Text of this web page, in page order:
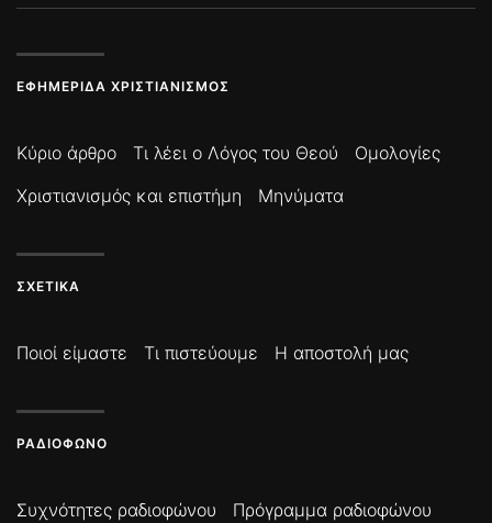
ΕΦΗΜΕΡΊΔΑ ΧΡΙΣΤΙΑΝΙΣΜΌΣ
Κύριο άρθρο Τι λέει ο Λόγος του Θεού
Ομολογίες
Χριστιανισμός και επιστήμη
Μηνύματα
ΣΧΕΤΙΚΆ
Ποιοί είμαστε Τι πιστεύουμε Η αποστολή μας
ΡΑΔΙΌΦΩΝΟ
Συχνότητες ραδιοφώνου
Πρόγραμμα ραδιοφώνου